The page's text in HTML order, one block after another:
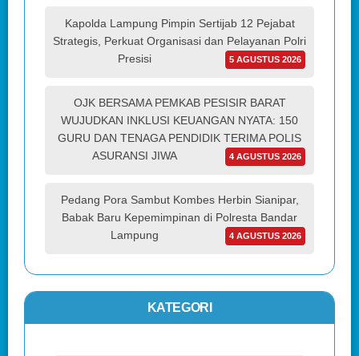
Kapolda Lampung Pimpin Sertijab 12 Pejabat
Strategis, Perkuat Organisasi dan Pelayanan Polri
Presisi
5 AGUSTUS 2026
OJK BERSAMA PEMKAB PESISIR BARAT
WUJUDKAN INKLUSI KEUANGAN NYATA: 150
GURU DAN TENAGA PENDIDIK TERIMA POLIS
ASURANSI JIWA
4 AGUSTUS 2026
Pedang Pora Sambut Kombes Herbin Sianipar,
Babak Baru Kepemimpinan di Polresta Bandar
Lampung
4 AGUSTUS 2026
KATEGORI